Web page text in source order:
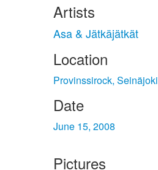
Artists
Asa & Jätkäjätkät
Location
Provinssirock,
Date
June 15, 2008
Pictures